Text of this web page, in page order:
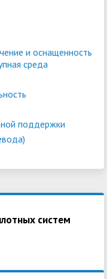
и оснащенность
среда
поддержки
систем